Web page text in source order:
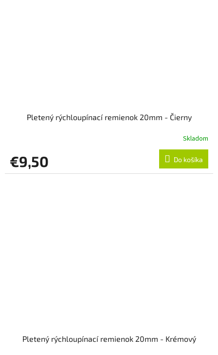
Pletený rýchloupínací remienok 20mm - Čierny
Skladom
€9,50 Do košíka
Pletený rýchloupínací remienok 20mm - Krémový